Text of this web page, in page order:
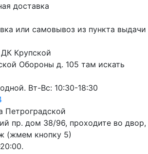
доставка
или самовывоз из пункта выдачи
Крупской
Обороны д. 105 там искать
Вт-Вс: 10:30-18:30
Петроградской
пр. дом 38/96, проходите во двор,
(жмем кнопку 5)